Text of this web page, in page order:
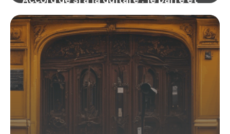
les versions simplifiées
16 juin 2026